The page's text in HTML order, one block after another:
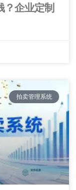
？企业定制
拍卖管理系统